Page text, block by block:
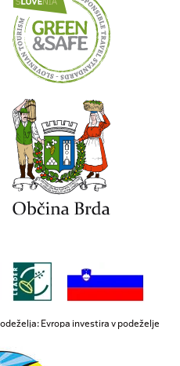
Evropa investira v podeželje